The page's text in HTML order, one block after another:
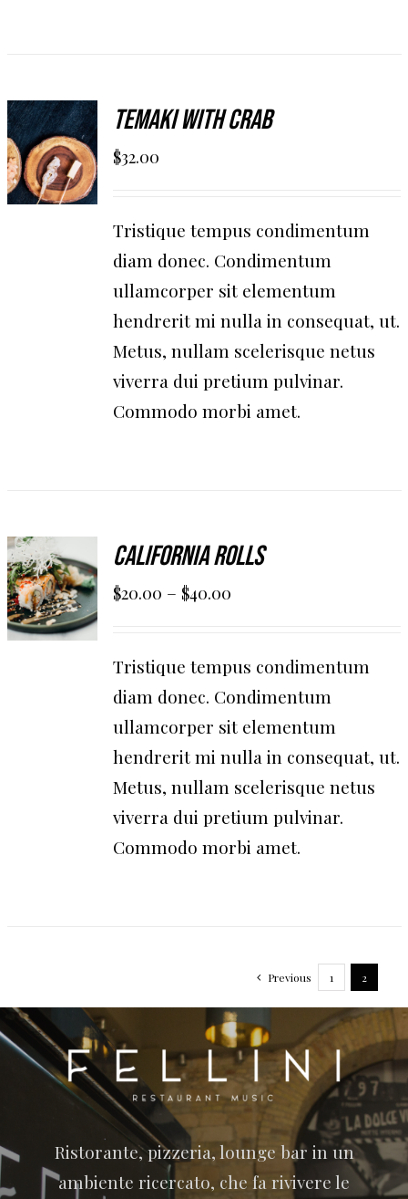
AGGIUNGI
AL
CARRELLO
/
DETAILS
Temaki With Crab
$32.00
Tristique tempus condimentum
diam donec. Condimentum
ullamcorper sit elementum
hendrerit mi nulla in consequat, ut.
Metus, nullam scelerisque netus
viverra dui pretium pulvinar.
Commodo morbi amet.
SCEGLI
/
DETAILS
California Rolls
$20.00 – $40.00
Tristique tempus condimentum
diam donec. Condimentum
ullamcorper sit elementum
hendrerit mi nulla in consequat, ut.
Metus, nullam scelerisque netus
viverra dui pretium pulvinar.
Commodo morbi amet.
Previous 1 2
Ristorante, pizzeria, lounge bar in un
ambiente ricercato, che fa rivivere le